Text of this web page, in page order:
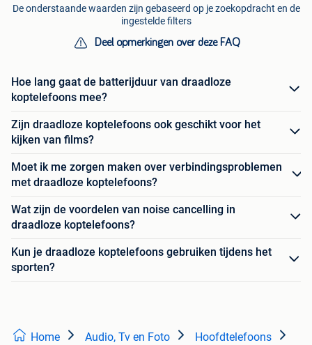
De onderstaande waarden zijn gebaseerd op je zoekopdracht en de
ingestelde filters
Deel opmerkingen over deze FAQ
Hoe lang gaat de batterijduur van draadloze
koptelefoons mee?
Zijn draadloze koptelefoons ook geschikt voor het
kijken van films?
Moet ik me zorgen maken over verbindingsproblemen
met draadloze koptelefoons?
Wat zijn de voordelen van noise cancelling in
draadloze koptelefoons?
Kun je draadloze koptelefoons gebruiken tijdens het
sporten?
Home Audio, Tv en Foto Hoofdtelefoons